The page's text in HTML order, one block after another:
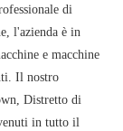
di
l'azienda è in
e macchine
Il nostro
Distretto di
in tutto il